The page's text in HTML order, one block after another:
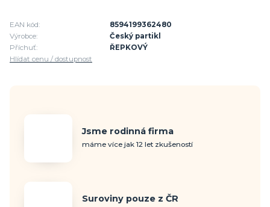
EAN kód:
8594199362480
Výrobce:
Český partikl
Příchuť:
ŘEPKOVÝ
Hlídat cenu / dostupnost
Jsme rodinná firma
máme více jak 12 let zkušeností
Suroviny pouze z ČR